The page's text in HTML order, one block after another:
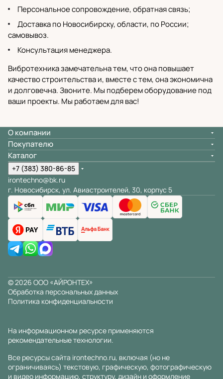
Персональное сопровождение, обратная связь;
Доставка по Новосибирску, области, по России;
самовывоз.
Консультация менеджера.
Вибротехника замечательна тем, что она повышает
качество строительства и, вместе с тем, она экономична
и долговечна. Звоните. Мы подберем оборудование под
ваши проекты. Мы работаем для вас!
О компании
Покупателю
Каталог
+7 (383) 380-86-85
irontechno@bk.ru
г. Новосибирск, ул. Авиастроителей, 30, корпус 5
© 2026 ООО «АЙРОНТЕХ»
Обработка персональных данных
Политика конфиденциальности
На информационном ресурсе применяются
рекомендательные технологии.
Все ресурсы сайта irontechno.ru, включая (но не
ограничиваясь) текстовую, графическую, фотографическую
и видео информацию, структуру, дизайн и оформление